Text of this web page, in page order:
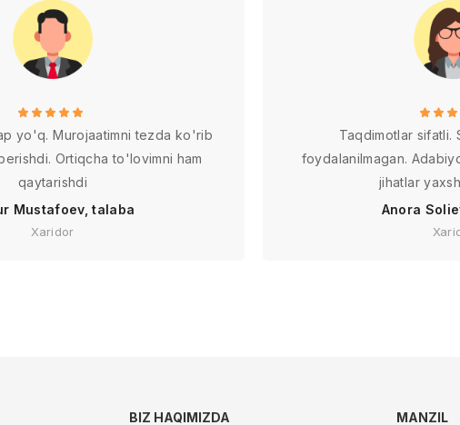
yo'q. Murojaatimni tezda ko'rib
Ortiqcha to'lovimni ham
qaytarishdi
Mustafoev, talaba
Xaridor
Taqdimotlar sifatli.
foydalanilmagan.
jihatlar
Anora
BIZ HAQIMIZDA MANZIL